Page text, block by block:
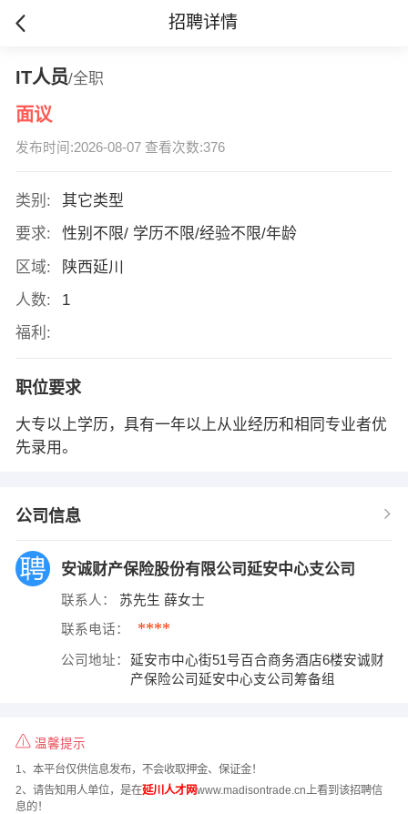
招聘详情
IT人员/全职
面议
发布时间:2026-08-07 查看次数:376
类别:
其它类型
要求:
性别不限/ 学历不限/经验不限/年龄
区域:
陕西延川
人数:
1
福利:
职位要求
大专以上学历，具有一年以上从业经历和相同专业者优
先录用。
公司信息
安诚财产保险股份有限公司延安中心支公司
联系人： 苏先生 薛女士
联系电话： ****
公司地址：
延安市中心街51号百合商务酒店6楼安诚财
产保险公司延安中心支公司筹备组
温馨提示
1、本平台仅供信息发布，不会收取押金、保证金！
2、请告知用人单位，是在延川人才网www.madisontrade.cn上看到该招聘信
息的！